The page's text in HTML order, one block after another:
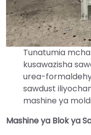
Tunatumia
kusawazisha
urea-
sawdust
mashine ya
Mashine ya Blok ya